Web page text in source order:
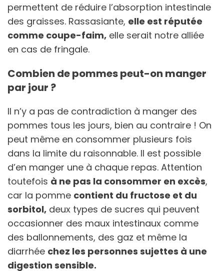
permettent de réduire l’absorption intestinale
des graisses. Rassasiante, elle est réputée
comme coupe-faim, elle serait notre alliée
en cas de fringale.
Combien de pommes peut-on manger
par jour ?
Il n’y a pas de contradiction à manger des
pommes tous les jours, bien au contraire ! On
peut même en consommer plusieurs fois
dans la limite du raisonnable. Il est possible
d’en manger une à chaque repas. Attention
toutefois à ne pas la consommer en excès,
car la pomme contient du fructose et du
sorbitol, deux types de sucres qui peuvent
occasionner des maux intestinaux comme
des ballonnements, des gaz et même la
diarrhée chez les personnes sujettes à une
digestion sensible.